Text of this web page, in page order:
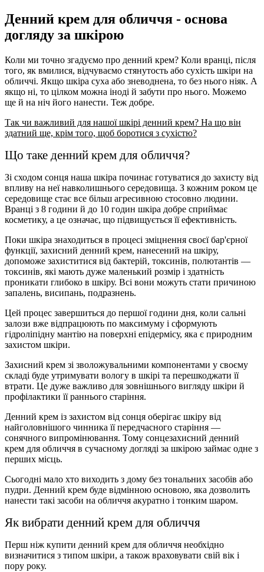
Денний крем для обличчя - основа
догляду за шкірою
Коли ми точно згадуємо про денний крем? Коли вранці, після
того, як вмилися, відчуваємо стянутость або сухість шкіри на
обличчі. Якщо шкіра суха або зневоднена, то без нього ніяк. А
якщо ні, то цілком можна іноді й забути про нього. Можемо
ще й на ніч його нанести. Теж добре.
Так чи важливий для нашої шкірі денний крем? На що він
здатний ще, крім того, щоб боротися з сухістю?
Що таке денний крем для обличчя?
Зі сходом сонця наша шкіра починає готуватися до захисту від
впливу на неї навколишнього середовища. З кожним роком це
середовище стає все більш агресивною стосовно людини.
Вранці з 8 години й до 10 годин шкіра добре сприймає
косметику, а це означає, що підвищується її ефективність.
Поки шкіра знаходиться в процесі зміцнення своєї бар'єрної
функції, захисний денний крем, нанесений на шкіру,
допоможе захиститися від бактерій, токсинів, полютантів —
токсинів, які мають дуже маленький розмір і здатність
проникати глибоко в шкіру. Всі вони можуть стати причиною
запалень, висипань, подразнень.
Цей процес завершиться до першої години дня, коли сальні
залози вже відпрацюють по максимуму і сформують
гідроліпідну мантію на поверхні епідермісу, яка є природним
захистом шкіри.
Захисний крем зі зволожувальними компонентами у своєму
складі буде утримувати вологу в шкірі та перешкоджати її
втрати. Це дуже важливо для зовнішнього вигляду шкіри й
профілактики її раннього старіння.
Денний крем із захистом від сонця оберігає шкіру від
найголовнішого чинника її передчасного старіння —
сонячного випромінювання. Тому сонцезахисний денний
крем для обличчя в сучасному догляді за шкірою займає одне з
перших місць.
Сьогодні мало хто виходить з дому без тональних засобів або
пудри. Денний крем буде відмінною основою, яка дозволить
нанести такі засоби на обличчя акуратно і тонким шаром.
Як вибрати денний крем для обличчя
Перш ніж купити денний крем для обличчя необхідно
визначитися з типом шкіри, а також враховувати свій вік і
пору року.